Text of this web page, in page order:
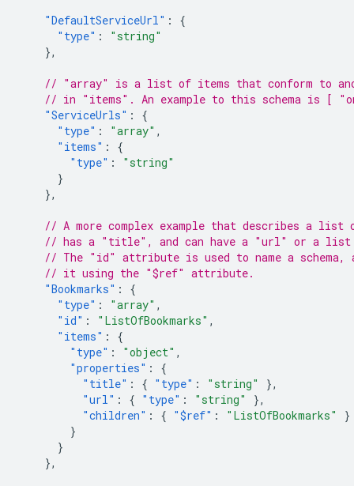
"DefaultServiceUrl" :
{
"type" :
"string"
},
// "array" is a list of items that conform to
// in "items". An example to this schema is [
"ServiceUrls" :
{
"type" : "array" ,
"items" :
{
"type" :
"string"
}
},
// A more complex example that describes a list
// has a "title", and can have a "url" or a list
// The "id" attribute is used to name a schema,
// it using the "$ref" attribute.
"Bookmarks" :
{
"type" : "array" ,
"id" : "ListOfBookmarks" ,
"items" :
{
"type" : "object" ,
"properties" :
{
"title" : { "type" : "string"
},
"url" : { "type" : "string"
},
"children" : { "$ref" : "ListOfBookmarks"
}
}
}
},